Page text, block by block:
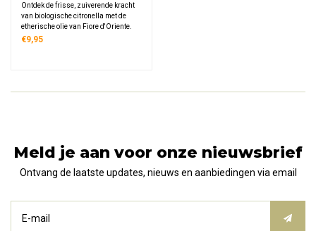
Ontdek de frisse, zuiverende kracht
van biologische citronella met de
etherische olie van Fiore d'Oriente.
100% puur, gewonnen uit de
€9,95
Meld je aan voor onze nieuwsbrief
Ontvang de laatste updates, nieuws en aanbiedingen via email